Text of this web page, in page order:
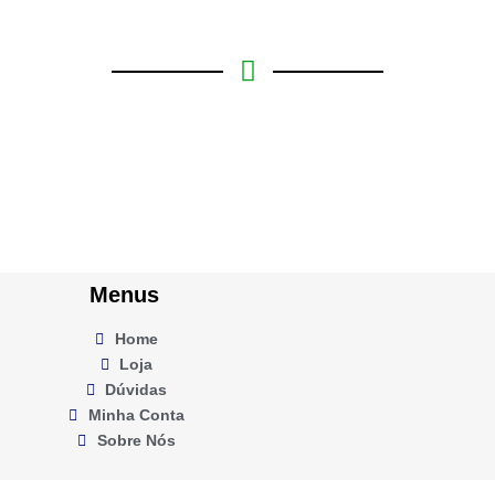
Menus
Home
Loja
Dúvidas
Minha Conta
Sobre Nós